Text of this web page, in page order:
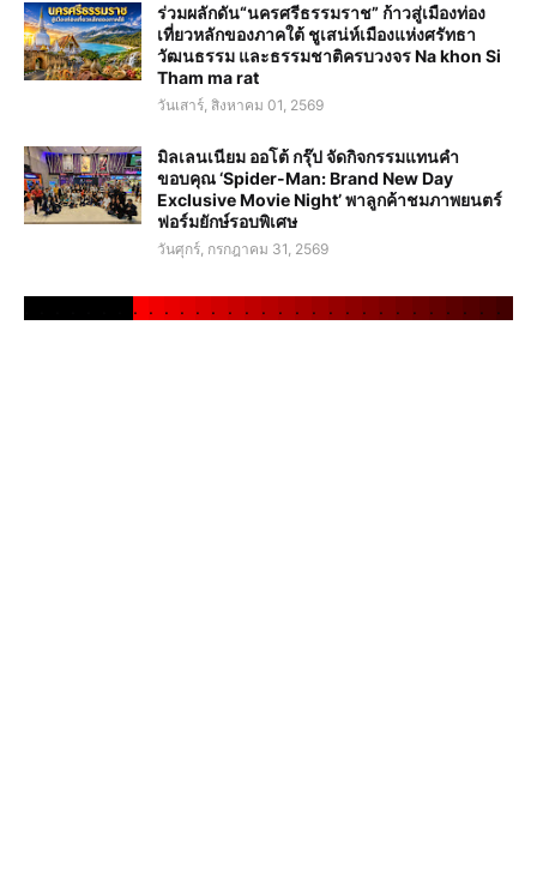
ร่วมผลักดัน“นครศรีธรรมราช” ก้าวสู่เมืองท่อง
เที่ยวหลักของภาคใต้ ชูเสน่ห์เมืองแห่งศรัทธา
วัฒนธรรม และธรรมชาติครบวงจร Na khon Si
Tham ma rat
วันเสาร์, สิงหาคม 01, 2569
มิลเลนเนียม ออโต้ กรุ๊ป จัดกิจกรรมแทนคำ
ขอบคุณ ‘Spider-Man: Brand New Day
Exclusive Movie Night’ พาลูกค้าชมภาพยนตร์
ฟอร์มยักษ์รอบพิเศษ
วันศุกร์, กรกฎาคม 31, 2569
. . . . . . . . . . . . . . . . . . . . . . .